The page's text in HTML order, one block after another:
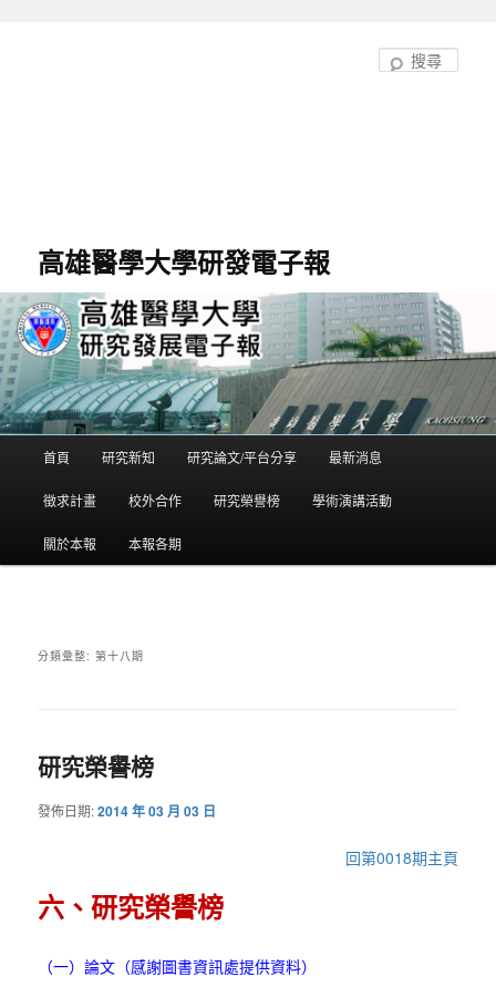
高雄醫學大學研發電子報
單
首頁 研究新知 研究論文/平台分享 最新消息
徵求計畫 校外合作 研究榮譽榜 學術演講活動
關於本報 本報各期
分類彙整:第十八期
研究榮譽榜
發佈日期:2014 年 03 月 03 日
回第0018期主頁
六、研究榮譽榜
（一）論文（感謝圖書資訊處提供資料）